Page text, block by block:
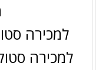
למכירה
למכירה